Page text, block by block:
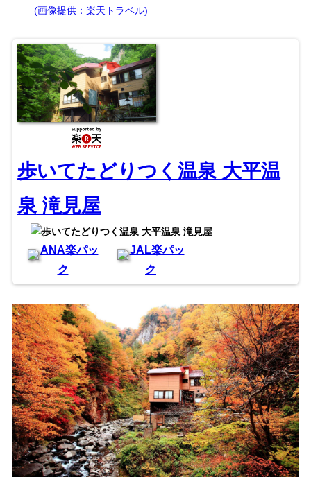
(画像提供：楽天トラベル)
歩いてたどりつく温泉 大平温
泉 滝見屋
ANA楽パッ
ク
JAL楽パッ
ク